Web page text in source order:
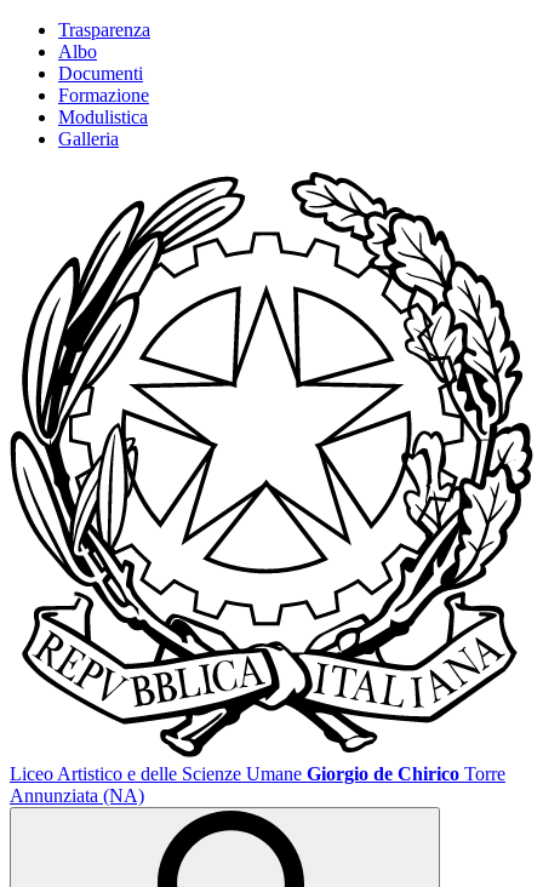
Trasparenza
Albo
Documenti
Formazione
Modulistica
Galleria
Liceo Artistico e delle Scienze Umane Giorgio de Chirico Torre
Annunziata (NA)